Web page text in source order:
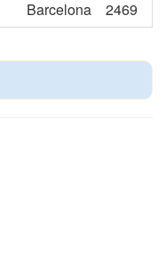
Barcelona 2469